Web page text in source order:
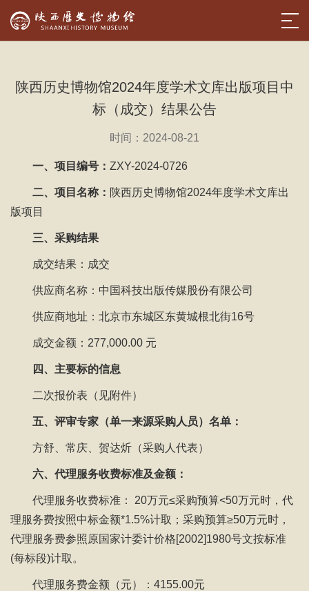
陕西历史博物馆2024年度学术文库出版项目中
标（成交）结果公告
时间：2024-08-21
一、项目编号： ZXY-2024-0726
二、项目名称： 陕西历史博物馆2024年度学术文库出
版项目
三、采购结果
成交结果：成交
供应商名称：中国科技出版传媒股份有限公司
供应商地址：北京市东城区东黄城根北街16号
成交金额：277,000.00 元
四、主要标的信息
二次报价表（见附件）
五、评审专家（单一来源采购人员）名单：
方舒、常庆、贺达炘（采购人代表）
六、代理服务收费标准及金额：
代理服务收费标准： 20万元≤采购预算<50万元时，代
理服务费按照中标金额*1.5%计取；采购预算≥50万元时，
代理服务费参照原国家计委计价格[2002]1980号文按标准
(每标段)计取。
代理服务费金额（元）：4155.00元